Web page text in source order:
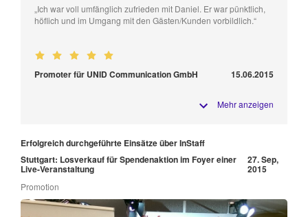
„Ich war voll umfänglich zufrieden mit Daniel. Er war pünktlich,
höflich und im Umgang mit den Gästen/Kunden vorbildlich.“
Promoter für UNID Communication GmbH 15.06.2015
Mehr anzeigen
Erfolgreich durchgeführte Einsätze über InStaff
Stuttgart: Losverkauf für Spendenaktion im Foyer einer
Live-Veranstaltung
27. Sep,
2015
Promotion